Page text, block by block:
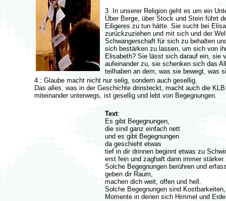
3. In unserer Religion geht es um ein
Über Berge, über Stock und Stein führt
Eiligeres zu tun hätte. Sie sucht bei
zurückzuziehen und mit sich und der
Schwangerschaft für sich zu behalten
sich bestärken zu lassen, um sich von
Elisabeth? Sie lässt sich darauf ein, sie
aufeinander zu, sie schenken sich das
teilhaben an dem, was sie bewegt, was
4.: Glaube macht nicht nur selig, sondern auch gesellig.
Das alles, was in der Geschichte drinsteckt, macht auch die
miteinander unterwegs, ist gesellig und lebt von Begegnungen.
Text:
Es gibt Begegnungen,
die sind ganz einfach nett
und es gibt Begegnungen
da geschieht etwas
tief in dir drinnen beginnt etwas zu
erst fein und zaghaft dann immer stärker.
Solche Begegnungen berühren und
geben dir Raum,
machen dich weit, offen und hell.
Solche Begegnungen sind
Momente in denen sich Himmel und